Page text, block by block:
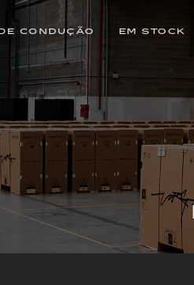
CONDUÇÃO EM STOCK